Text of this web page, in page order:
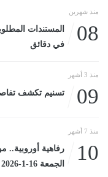
منذ شهرين
08
المستندات
في دقائق
منذ 3 أشهر
09 تسنيم تكشف
منذ 7 أشهر
10
رفاهية أوروبية..
الجمعة 16-1-2026